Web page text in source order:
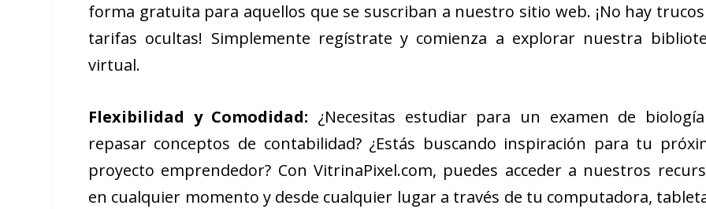
forma gratuita para aquellos que se suscriban a nuestro sitio web. ¡No hay
tarifas ocultas! Simplemente regístrate y comienza a explorar nuestra
virtual.
Flexibilidad y Comodidad: ¿Necesitas estudiar para un examen de
repasar conceptos de contabilidad? ¿Estás buscando inspiración para tu
proyecto emprendedor? Con VitrinaPixel.com, puedes acceder a nuestros
en cualquier momento y desde cualquier lugar a través de tu computadora,